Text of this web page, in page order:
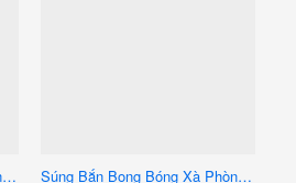
Bể bơm hơi bong bóng xà phòng khổng lồ quanh người 80cm Súng Bắn Bong Bóng Xà Phòng Màu Xám